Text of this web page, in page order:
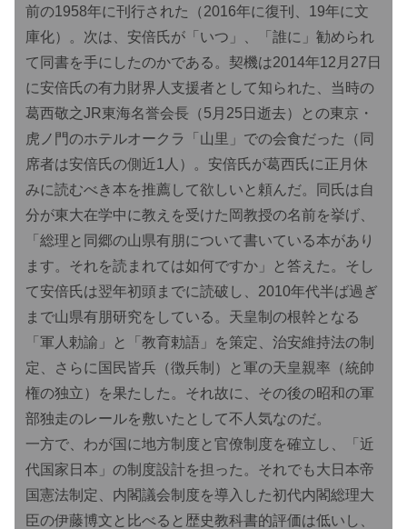
前の1958年に刊行された（2016年に復刊、19年に文
庫化）。次は、安倍氏が「いつ」、「誰に」勧められ
て同書を手にしたのかである。契機は2014年12月27日
に安倍氏の有力財界人支援者として知られた、当時の
葛西敬之JR東海名誉会長（5月25日逝去）との東京・
虎ノ門のホテルオークラ「山里」での会食だった（同
席者は安倍氏の側近1人）。安倍氏が葛西氏に正月休
みに読むべき本を推薦して欲しいと頼んだ。同氏は自
分が東大在学中に教えを受けた岡教授の名前を挙げ、
「総理と同郷の山県有朋について書いている本があり
ます。それを読まれては如何ですか」と答えた。そし
て安倍氏は翌年初頭までに読破し、2010年代半ば過ぎ
まで山県有朋研究をしている。天皇制の根幹となる
「軍人勅諭」と「教育勅語」を策定、治安維持法の制
定、さらに国民皆兵（徴兵制）と軍の天皇親率（統帥
権の独立）を果たした。それ故に、その後の昭和の軍
部独走のレールを敷いたとして不人気なのだ。
一方で、わが国に地方制度と官僚制度を確立し、「近
代国家日本」の制度設計を担った。それでも大日本帝
国憲法制定、内閣議会制度を導入した初代内閣総理大
臣の伊藤博文と比べると歴史教科書的評価は低いし、